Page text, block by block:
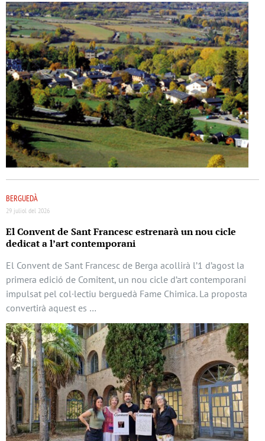
BERGUEDÀ
29 juliol del 2026
El Convent de Sant Francesc estrenarà un nou cicle
dedicat a l’art contemporani
El Convent de Sant Francesc de Berga acollirà l’1 d’agost la
primera edició de Comitent, un nou cicle d’art contemporani
impulsat pel col·lectiu berguedà Fame Chimica. La proposta
convertirà aquest es …